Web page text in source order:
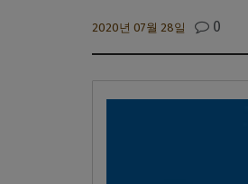
2020년 07월 28일 0